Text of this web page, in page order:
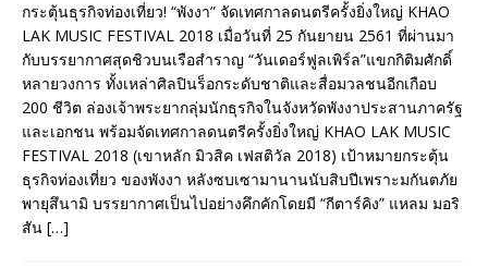
กระตุ้นธุรกิจท่องเที่ยว! “พังงา” จัดเทศกาลดนตรีครั้งยิ่งใหญ่ KHAO
LAK MUSIC FESTIVAL 2018 เมื่อวันที่ 25 กันยายน 2561 ที่ผ่านมา
กับบรรยากาศสุดชิวบนเรือสำราญ “วันเดอร์ฟูลเพิร์ล”แขกกิติมศักดิ์
หลายวงการ ทั้งเหล่าศิลปินร็อกระดับชาติและสื่อมวลชนอีกเกือบ
200 ชีวิต ล่องเจ้าพระยากลุ่มนักธุรกิจในจังหวัดพังงาประสานภาครัฐ
และเอกชน พร้อมจัดเทศกาลดนตรีครั้งยิ่งใหญ่ KHAO LAK MUSIC
FESTIVAL 2018 (เขาหลัก มิวสิค เฟสติวัล 2018) เป้าหมายกระตุ้น
ธุรกิจท่องเที่ยว ของพังงา หลังซบเซามานานนับสิบปีเพราะมกันตภัย
พายุสึนามิ บรรยากาศเป็นไปอย่างคึกคักโดยมี “กีตาร์คิง” แหลม มอริ
สัน […]